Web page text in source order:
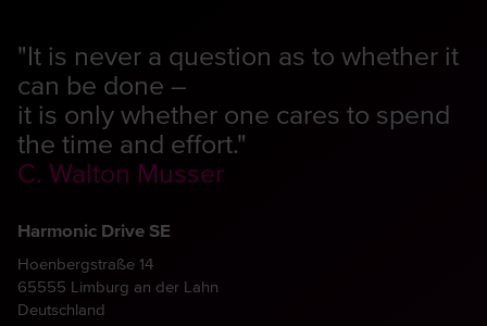
"It is never a question as to whether it
can be done –
it is only whether one cares to spend
the time and effort."
C. Walton Musser
Harmonic Drive SE
Hoenbergstraße 14
65555 Limburg an der Lahn
Deutschland